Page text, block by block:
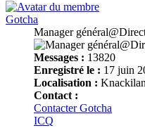
Gotcha
Manager
Messages : 13820
Enregistré le : 17 juin
Localisation :
Contact :
Contacter Gotcha
ICQ